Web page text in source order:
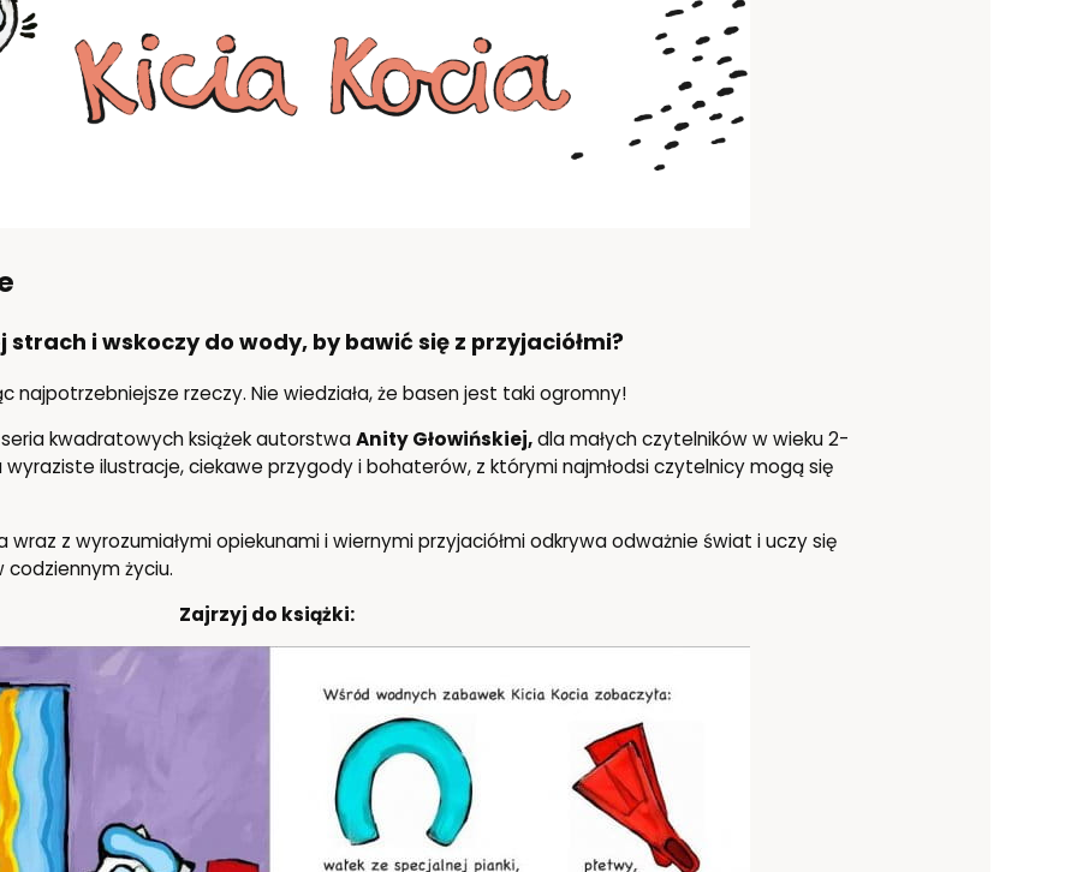
strach i wskoczy do wody, by bawić się z przyjaciółmi?
najpotrzebniejsze rzeczy. Nie wiedziała, że basen jest taki ogromny!
kwadratowych książek autorstwaAnity Głowińskiej,dla małych czytelników w wieku 2-
wyraziste ilustracje, ciekawe przygody i bohaterów, z którymi najmłodsi czytelnicy mogą się
z wyrozumiałymi opiekunami i wiernymi przyjaciółmi odkrywa odważnie świat i uczy się
codziennym życiu.
Zajrzyj do książki: